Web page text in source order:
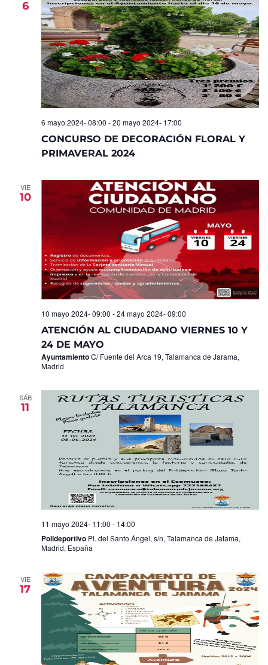
Eventos
6
CONCURSO DE DECORACIÓN FLORAL Y
PRIMAVERAL 2024
6 mayo 2024- 08:00 -20 mayo 2024- 17:00
VIE
10
ATENCIÓN AL CIUDADANO VIERNES 10 Y
24 DE MAYO
10 mayo 2024- 09:00 -24 mayo 2024- 09:00
AyuntamientoC/ Fuente del Arca 19, Talamanca de Jarama,
Madrid
SÁB
11
11 mayo 2024- 11:00 - 14:00
Polideportivo Pl. del Santo Ángel, s/n, Talamanca de Jatama,
Madrid, España
VIE
17